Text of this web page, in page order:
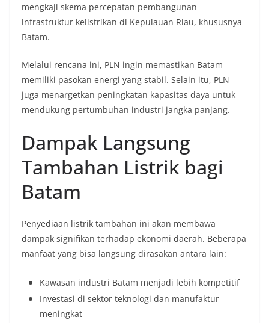
mengkaji skema percepatan pembangunan
infrastruktur kelistrikan di Kepulauan Riau, khususnya
Batam.
Melalui rencana ini, PLN ingin memastikan Batam
memiliki pasokan energi yang stabil. Selain itu, PLN
juga menargetkan peningkatan kapasitas daya untuk
mendukung pertumbuhan industri jangka panjang.
Dampak Langsung
Tambahan Listrik bagi
Batam
Penyediaan listrik tambahan ini akan membawa
dampak signifikan terhadap ekonomi daerah. Beberapa
manfaat yang bisa langsung dirasakan antara lain:
Kawasan industri Batam menjadi lebih kompetitif
Investasi di sektor teknologi dan manufaktur
meningkat